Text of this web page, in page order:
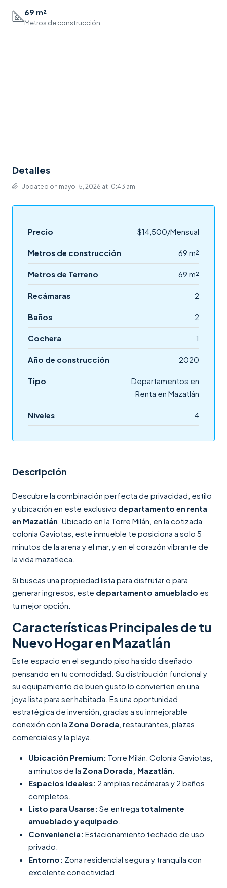
69 m²
Metros de construcción
Detalles
Updated on mayo 15, 2026 at 10:43 am
Precio $14,500/Mensual
Metros de construcción 69 m²
Metros de Terreno 69 m²
Recámaras 2
Baños 2
Cochera 1
Año de construcción 2020
Tipo
Departamentos en
Renta en Mazatlán
Niveles 4
Descripción
Descubre la combinación perfecta de privacidad, estilo
y ubicación en este exclusivo departamento en renta
en Mazatlán . Ubicado en la Torre Milán, en la cotizada
colonia Gaviotas, este inmueble te posiciona a solo 5
minutos de la arena y el mar, y en el corazón vibrante de
la vida mazatleca.
Si buscas una propiedad lista para disfrutar o para
generar ingresos, este departamento amueblado es
tu mejor opción.
Características Principales de tu
Nuevo Hogar en Mazatlán
Este espacio en el segundo piso ha sido diseñado
pensando en tu comodidad. Su distribución funcional y
su equipamiento de buen gusto lo convierten en una
joya lista para ser habitada. Es una oportunidad
estratégica de inversión, gracias a su inmejorable
conexión con la Zona Dorada , restaurantes, plazas
comerciales y la playa.
Ubicación Premium: Torre Milán, Colonia Gaviotas,
a minutos de la Zona Dorada, Mazatlán
Espacios Ideales: 2 amplias recámaras y 2 baños
completos.
Listo para Usarse: Se entrega totalmente
amueblado y equipado
Conveniencia: Estacionamiento techado de uso
privado.
Entorno: Zona residencial segura y tranquila con
excelente conectividad.